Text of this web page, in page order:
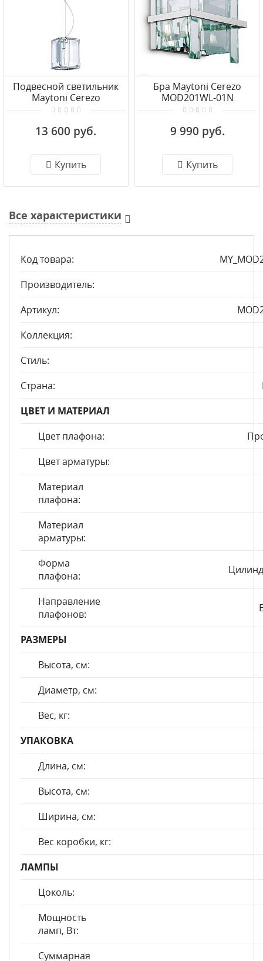
Подвесной светильник
Maytoni Cerezo
MOD202PL-01N
13 600 руб.
Купить
Бра Maytoni Cerezo
MOD201WL-01N
9 990 руб.
Купить
Все характеристики
Код товара:
Производитель:
Артикул:
Коллекция:
Стиль:
Страна:
ЦВЕТ И МАТЕРИАЛ
Цвет плафона:
Цвет арматуры:
Материал
плафона:
Материал
арматуры:
Форма
плафона:
Направление
плафонов:
РАЗМЕРЫ
Высота, см:
Диаметр, см:
Вес, кг:
УПАКОВКА
Длина, см:
Высота, см:
Ширина, см:
Вес коробки, кг:
ЛАМПЫ
Цоколь:
Мощность
ламп, Вт:
Суммарная